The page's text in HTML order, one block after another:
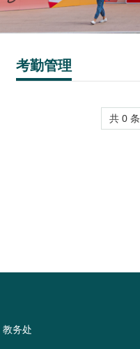
考勤管理
共 0 条
教务处